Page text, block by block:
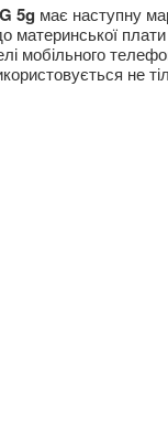
5g має наступну
материнської
мобільного
не